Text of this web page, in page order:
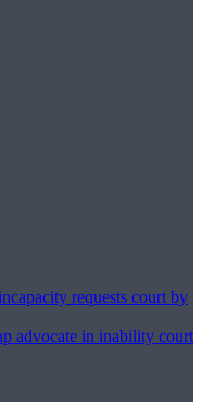
requests court by
advocate in inability court